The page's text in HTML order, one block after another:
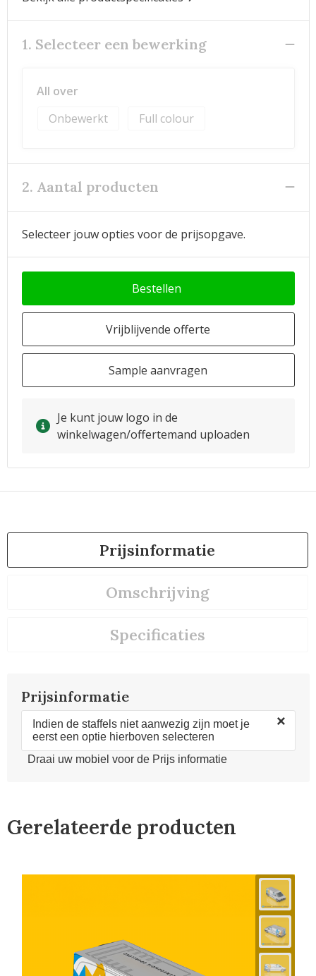
1. Selecteer een bewerking
All over
Onbewerkt
Full colour
2. Aantal producten
Selecteer jouw opties voor de prijsopgave.
Bestellen
Vrijblijvende offerte
Sample aanvragen
Je kunt jouw logo in de
winkelwagen/offertemand uploaden
Prijsinformatie
Omschrijving
Specificaties
Prijsinformatie
Indien de staffels niet aanwezig zijn moet je
eerst een optie hierboven selecteren
×
Draai uw mobiel voor de Prijs informatie
Gerelateerde producten